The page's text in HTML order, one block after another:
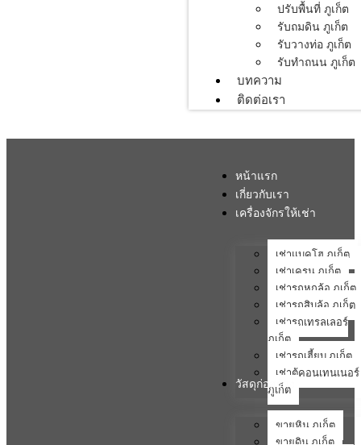
ปรับพื้นที่ ภูเก็ต
รับถมดิน ภูเก็ต
รับวางท่อ ภูเก็ต
รับทำถนน ภูเก็ต
บทความ
ติดต่อเรา
หน้าแรก
เกี่ยวกับเรา
เครื่องจักรให้เช่า
เช่าแบคโฮ ภูเก็ต
เช่าเครน ภูเก็ต
เช่ารถหกล้อ ภูเก็ต
เช่ารถสิบล้อ ภูเก็ต
เช่ารถเทรลเลอร์
ภูเก็ต
เช่ารถเฮี้ยบ ภูเก็ต
เช่าตู้คอนเทนเนอร์
ภูเก็ต
วัสดุก่อสร้าง
ขายหิน ภูเก็ต